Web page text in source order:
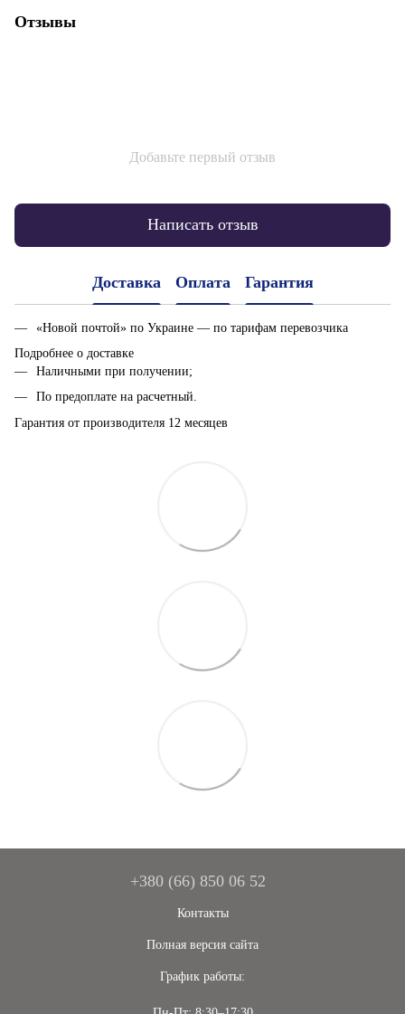
Отзывы
Добавьте первый отзыв
Написать отзыв
Доставка Оплата Гарантия
«Новой почтой» по Украине — по тарифам перевозчика
Подробнее о доставке
Наличными при получении;
По предоплате на расчетный.
Гарантия от производителя 12 месяцев
+380 (66) 850 06 52
Контакты
Полная версия сайта
График работы: